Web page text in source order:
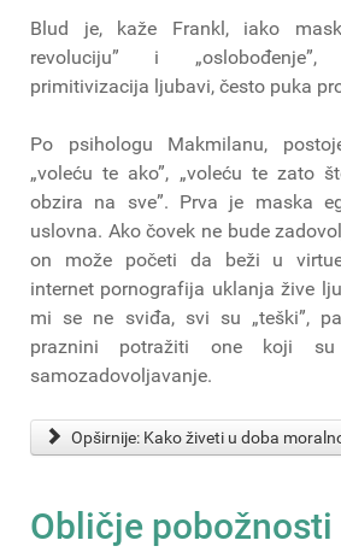
Blud je, kaže Frankl, iako
revoluciju” i
primitivizacija ljubavi, često puka
Po psihologu Makmilanu,
„voleću te ako”, „voleću te zato
obzira na sve”. Prva je maska
uslovna. Ako čovek ne bude
on može početi da beži u
internet pornografija uklanja žive
mi se ne sviđa, svi su „teški”,
praznini potražiti one koji
samozadovoljavanje.
Opširnije: Kako živeti u doba
Obličje